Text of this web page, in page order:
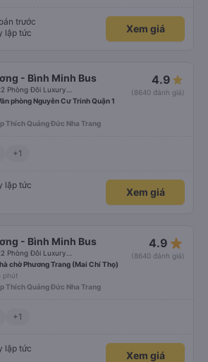
trước
lập tức
Xem giá
- Bình Minh Bus 4.9
(8640 đánh giá)
phòng Nguyễn Cư Trinh Quận 1
Thích Quảng Đức Nha Trang
+1
lập tức
Xem giá
- Bình Minh Bus 4.9 star_rate
(8640 đánh giá)
chờ Phương Trang (Mai Chí Thọ)
phút
Thích Quảng Đức Nha Trang
+1
lập tức
Xem giá